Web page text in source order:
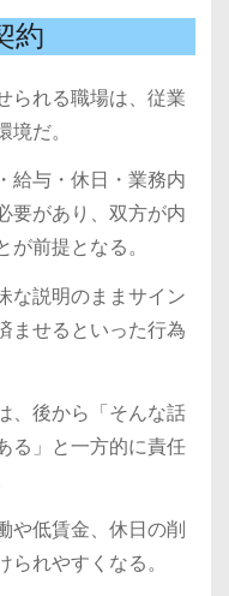
約
られる職場は、従業
だ。
給与・休日・業務内
要があり、双方が内
前提となる。
な説明のままサイン
ませるといった行為
、後から「そんな話
る」と一方的に責任
や低賃金、休日の削
れやすくなる。